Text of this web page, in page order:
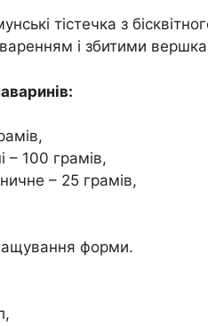
тістечка з
і збитими
– 100 грамів,
– 25 грамів,
форми.